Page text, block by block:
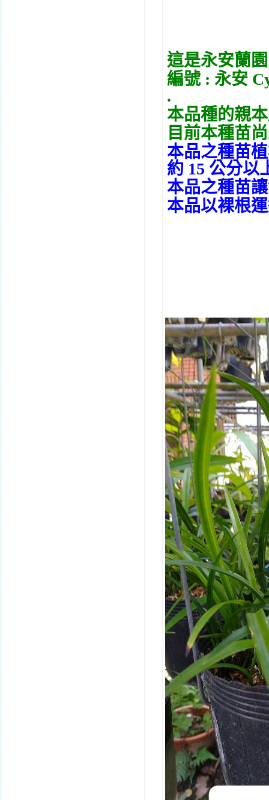
這是永安蘭
編號 : 永安
.
本品種的親
目前本種苗
本品之種苗
約 15 公分以
本品之種苗
本品以裸根